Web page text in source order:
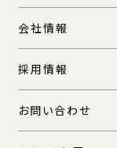
会社情報
採用情報
お問い合わせ